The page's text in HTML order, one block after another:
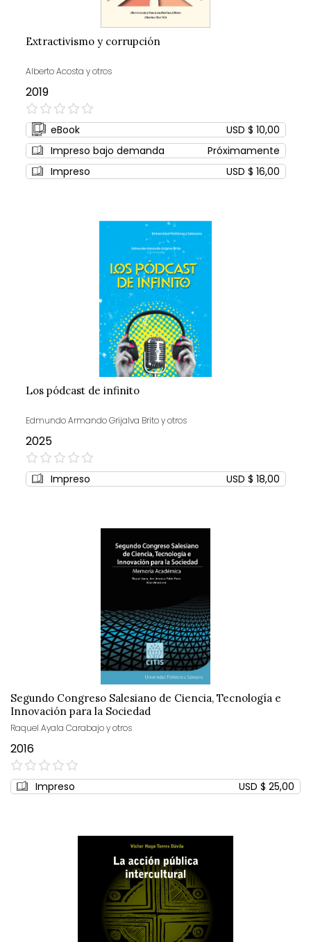
Extractivismo y corrupción
Alberto Acosta y otros
2019
0%
eBook
USD $ 10,00
Impreso bajo demanda
Próximamente
Impreso
USD $ 16,00
Los pódcast de infinito
Edmundo Armando Grijalva Brito y otros
2025
0%
Impreso USD $ 18,00
Segundo Congreso Salesiano de Ciencia, Tecnología e
Innovación para la Sociedad
Raquel Ayala Carabajo y otros
2016
0%
Impreso USD $ 25,00